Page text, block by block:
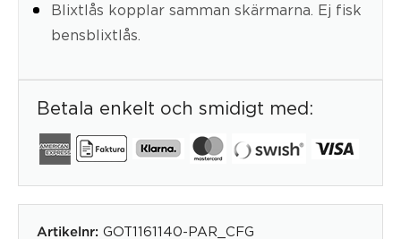
Blixtlås kopplar samman skärmarna. Ej fisk
bensblixtlås.
Betala enkelt och smidigt med:
Artikelnr: GOT1161140-PAR_CFG